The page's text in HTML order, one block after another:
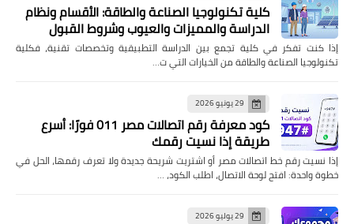
كلية تكنولوجيا الصناعة والطاقة: الأقسام ونظام
الدراسة والمميزات والعيوب وشروط القبول
إذا كنت تفكر في كلية تجمع بين الدراسة التطبيقية وتخصصات تقنية، فكلية
تكنولوجيا الصناعة والطاقة من الخيارات التي ت…
29 يونيو 2026
كود معرفة رقم اتصالات مصر 011 فورًا: أسرع
طريقة إذا نسيت رقمك
إذا نسيت رقم خط اتصالات مصر أو اشتريت شريحة جديدة ولا تعرف رقمها، الحل في
خطوة واحدة: افتح لوحة الاتصال، اطلب الكود، …
29 يوليو 2026